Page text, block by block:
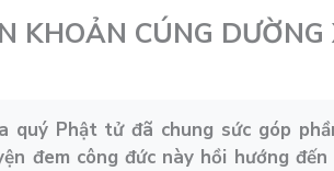
KHOẢN CÚNG DƯỜNG
Phật tử đã chung sức góp
đem công đức này hồi hướng